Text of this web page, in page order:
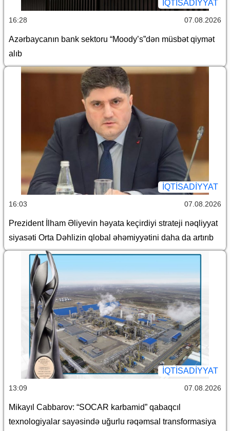
İQTİSADİYYAT
16:28 07.08.2026
Azərbaycanın bank sektoru “Moody’s”dən müsbət qiymət
alıb
İQTİSADİYYAT
16:03 07.08.2026
Prezident İlham Əliyevin həyata keçirdiyi strateji nəqliyyat
siyasəti Orta Dəhlizin qlobal əhəmiyyətini daha da artırıb
İQTİSADİYYAT
13:09 07.08.2026
Mikayıl Cabbarov: “SOCAR karbamid” qabaqcıl
texnologiyalar sayəsində uğurlu rəqəmsal transformasiya